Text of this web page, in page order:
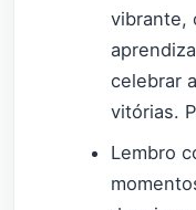
vibrante,
celebrar
vitórias.
Lembro